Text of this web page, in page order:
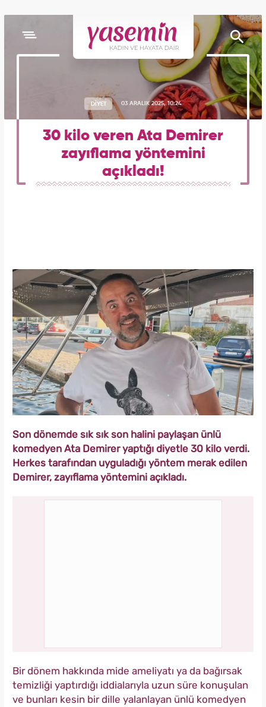
DİYET 03 ARALIK 2025, 10:24
30 kilo veren Ata Demirer
zayıflama yöntemini
açıkladı!
Son dönemde sık sık son halini paylaşan ünlü
komedyen Ata Demirer yaptığı diyetle 30 kilo verdi.
Herkes tarafından uyguladığı yöntem merak edilen
Demirer, zayıflama yöntemini açıkladı.
Bir dönem hakkında mide ameliyatı ya da bağırsak
temizliği yaptırdığı iddialarıyla uzun süre konuşulan
ve bunları kesin bir dille yalanlayan ünlü komedyen